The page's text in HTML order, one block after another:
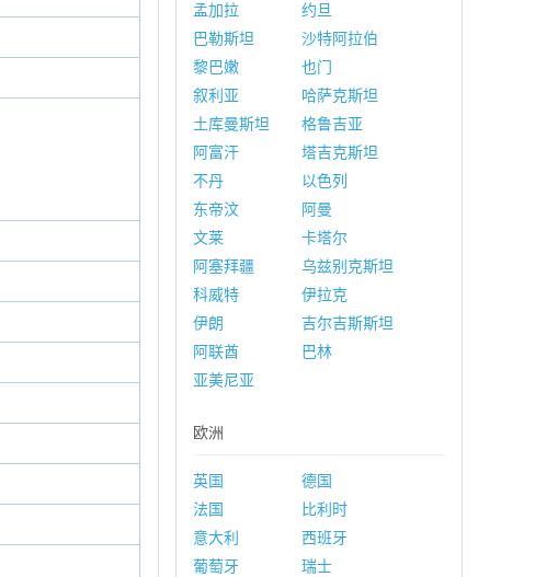
孟加拉
约旦
巴勒斯坦
沙特阿拉伯
黎巴嫩
也门
叙利亚
哈萨克斯坦
土库曼斯坦
格鲁吉亚
阿富汗
塔吉克斯坦
不丹
以色列
东帝汶
阿曼
文莱
卡塔尔
阿塞拜疆
乌兹别克斯坦
科威特
伊拉克
伊朗
吉尔吉斯斯坦
阿联酋
巴林
亚美尼亚
欧洲
英国
德国
法国
比利时
意大利
西班牙
葡萄牙
瑞士